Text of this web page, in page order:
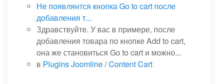
Не появлянтся кнопка Go to cart после
добавления т...
Здравствуйте. У вас в примере, после
добавления товара по кнопке Add to cart,
она же становиться Go to cart и можно...
в Plugins Joomline/Content Cart